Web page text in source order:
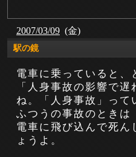
2007/03/09 (金)
駅の鏡
電車に乗っていると
「人身事故の影響で
ね。「人身事故」っ
ふつうの事故のときは
電車に飛び込んで死
ょうよ。